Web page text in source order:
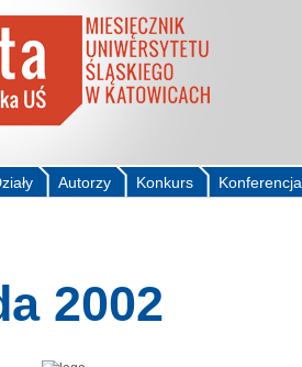
Konferencja
Konkurs
Autorzy
2002